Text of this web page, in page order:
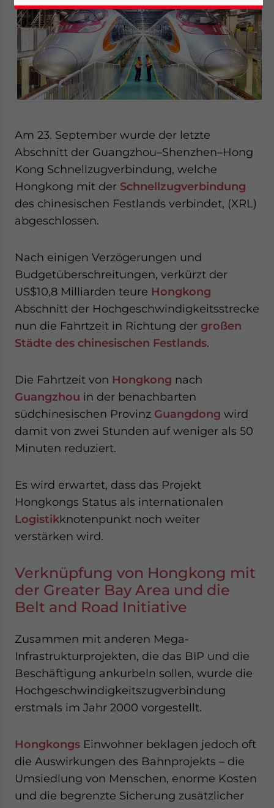
Am 23. September wurde der letzte
Abschnitt der Guangzhou–Shenzhen–Hong
Kong Schnellzugverbindung, welche
Hongkong mit der Schnellzugverbindung
des chinesischen Festlands verbindet, (XRL)
abgeschlossen.
Nach einigen Verzögerungen und
Budgetüberschreitungen, verkürzt der
US$10,8 Milliarden teure Hongkong
Abschnitt der Hochgeschwindigkeitsstrecke
nun die Fahrtzeit in Richtung der großen
Städte des chinesischen Festlands.
Die Fahrtzeit von Hongkong nach
Guangzhou in der benachbarten
südchinesischen Provinz Guangdong wird
damit von zwei Stunden auf weniger als 50
Minuten reduziert.
Es wird erwartet, dass das Projekt
Hongkongs Status als internationalen
Logistikknotenpunkt noch weiter
verstärken wird.
Verknüpfung von Hongkong mit
der Greater Bay Area und die
Belt and Road Initiative
Zusammen mit anderen Mega-
Infrastrukturprojekten, die das BIP und die
Beschäftigung ankurbeln sollen, wurde die
Hochgeschwindigkeitszugverbindung
erstmals im Jahr 2000 vorgestellt.
Hongkongs Einwohner beklagen jedoch oft
die Auswirkungen des Bahnprojekts – die
Umsiedlung von Menschen, enorme Kosten
und die begrenzte Sicherung zusätzlicher
Yes, I have read the Privacy Policy
Statement for this
website. Please send me business news and updates
for Asia!
- case sensitive